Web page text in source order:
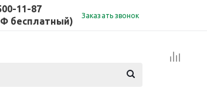
11-87
бесплатный)
Заказать звонок